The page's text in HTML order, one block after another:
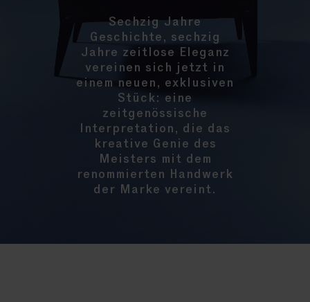
Sechzig Jahre
Geschichte, sechzig
Jahre zeitlose Eleganz
vereinen sich jetzt in
einem neuen, exklusiven
Stück: eine
zeitgenössische
Interpretation, die das
kreative Genie des
Meisters mit dem
renommierten Handwerk
der Marke vereint.